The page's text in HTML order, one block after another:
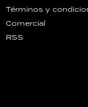
Términos y
Comercial
RSS